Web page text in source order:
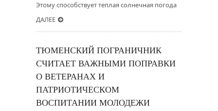
Этому способствует теплая солнечная погода
ДАЛЕЕ
ТЮМЕНСКИЙ ПОГРАНИЧНИК
СЧИТАЕТ ВАЖНЫМИ ПОПРАВКИ
О ВЕТЕРАНАХ И
ПАТРИОТИЧЕСКОМ
ВОСПИТАНИИ МОЛОДЕЖИ